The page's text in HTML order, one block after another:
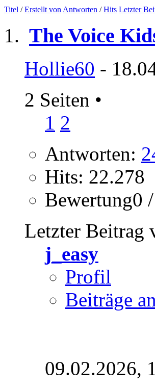
Titel /Erstellt von Antworten /Hits Letzter
The Voice
Hollie60 -
2 Seiten •
1 2
Antworten:
Hits: 22.278
Bewertung0
Letzter Beitrag
j_easy
Profil
Beiträge
09.02.2026,